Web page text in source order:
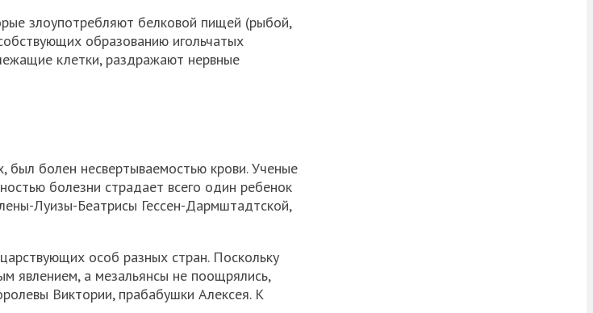
злоупотребляют белковой пищей (рыбой,
образованию игольчатых
клетки, раздражают нервные
был болен несвертываемостью крови. Ученые
болезни страдает всего один ребенок
Луизы-Беатрисы Гессен-Дармштадтской,
особ разных стран. Поскольку
явлением, а мезальянсы не поощрялись,
Виктории, прабабушки Алексея. К